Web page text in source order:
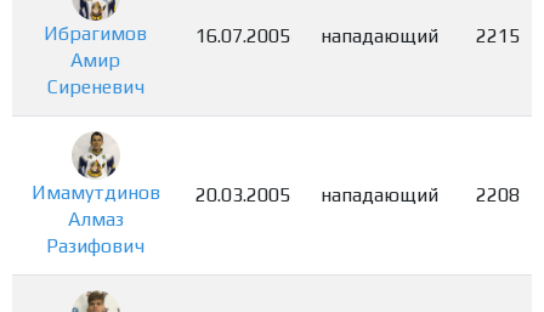
Ибрагимов
Амир
Сиреневич
16.07.2005 нападающий 2215
Имамутдинов
Алмаз
Разифович
20.03.2005 нападающий 2208